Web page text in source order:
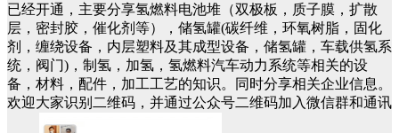
已经开通，主要分享氢燃料电池堆（双极板，质子膜，扩散
层，密封胶，催化剂等），储氢罐(碳纤维，环氧树脂，固化
剂，缠绕设备，内层塑料及其成型设备，储氢罐，车载供氢系
统，阀门)，制氢，加氢，氢燃料汽车动力系统等相关的设
备，材料，配件，加工工艺的知识。同时分享相关企业信息。
欢迎大家识别二维码，并通过公众号二维码加入微信群和通讯